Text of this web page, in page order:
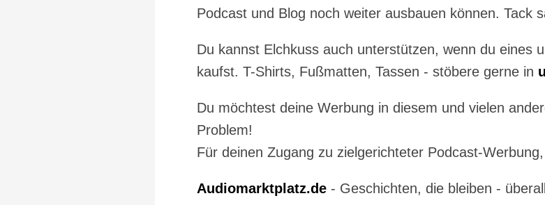
Podcast und Blog noch weiter ausbauen können. Tack
Du kannst Elchkuss auch unterstützen, wenn du eines
kaufst. T-Shirts, Fußmatten, Tassen - stöbere gerne in
Du möchtest deine Werbung in diesem und vielen
Problem!
Für deinen Zugang zu zielgerichteter Podcast-Werbung,
Audiomarktplatz.de - Geschichten, die bleiben -